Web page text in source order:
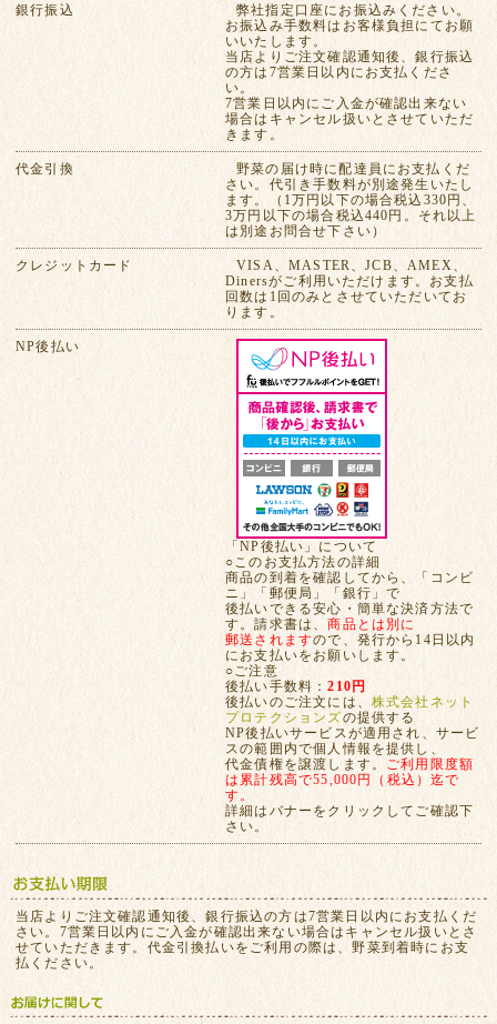
銀行振込
弊社指定口座にお振込みください。
お振込み手数料はお客様負担にてお願
いいたします。
当店よりご注文確認通知後、銀行振込
の方は7営業日以内にお支払くださ
い。
7営業日以内にご入金が確認出来ない
場合はキャンセル扱いとさせていただ
きます。
代金引換
野菜の届け時に配達員にお支払くだ
さい。代引き手数料が別途発生いたし
ます。（1万円以下の場合税込330円、
3万円以下の場合税込440円。それ以上
は別途お問合せ下さい）
クレジットカード
VISA、MASTER、JCB、AMEX、
Dinersがご利用いただけます。お支払
回数は1回のみとさせていただいてお
ります。
NP後払い
「NP後払い」について
○このお支払方法の詳細
商品の到着を確認してから、「コンビ
ニ」「郵便局」「銀行」で
後払いできる安心・簡単な決済方法で
す。請求書は、商品とは別に
郵送されますので、発行から14日以内
にお支払いをお願いします。
○ご注意
後払い手数料：210円
後払いのご注文には、 株式会社ネット
プロテクションズの提供する
NP後払いサービスが適用され、サービ
スの範囲内で個人情報を提供し、
代金債権を譲渡します。 ご利用限度額
は累計残高で55,000円（税込）迄で
す。
詳細はバナーをクリックしてご確認下
さい。
当店よりご注文確認通知後、銀行振込の方は7営業日以内にお支払くだ
さい。7営業日以内にご入金が確認出来ない場合はキャンセル扱いとさ
せていただきます。代金引換払いをご利用の際は、野菜到着時にお支
払ください。